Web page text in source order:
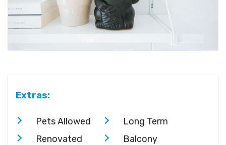
Extras:
Pets Allowed
Long Term
Renovated
Balcony